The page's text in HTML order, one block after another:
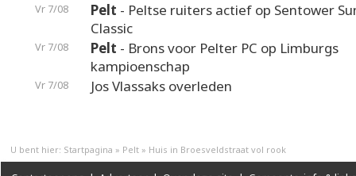
Vr 7/08 Pelt - Peltse ruiters actief op Sentower
Classic
Vr 7/08 Pelt - Brons voor Pelter PC op Limburgs
kampioenschap
Vr 7/08 Jos Vlassaks overleden
U bent hier: Startpagina » Pelt » Huis in Broesveldstraat vol rook